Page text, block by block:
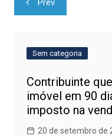
de
Prev
Sem categoria
Contribuinte
imóvel em 90
imposto na
20 de setembro de